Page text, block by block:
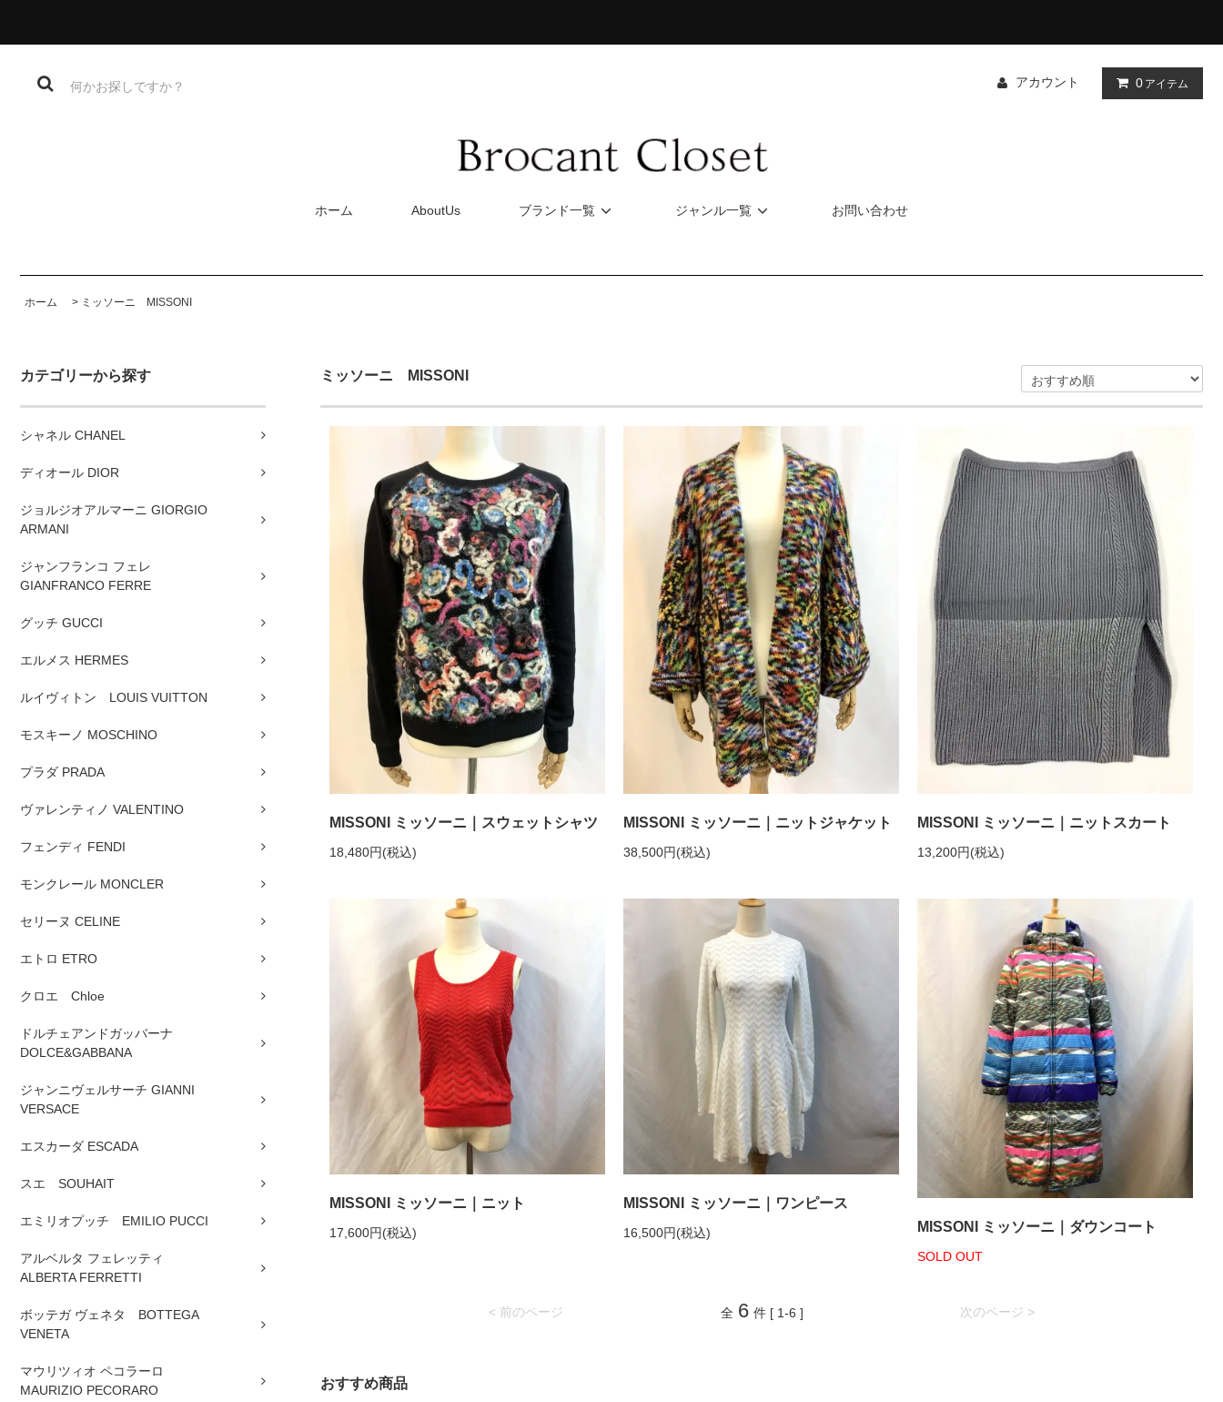
アカウント 0 アイテム
ホーム AboutUs ブランド一覧 ジャンル一覧 お問い合わせ
ホーム > ミッソーニ MISSONI
カテゴリーから探す
シャネル CHANEL
ディオール DIOR
ジョルジオアルマーニ GIORGIO
ARMANI
ジャンフランコ フェレ
GIANFRANCO FERRE
グッチ GUCCI
エルメス HERMES
ルイヴィトン LOUIS VUITTON
モスキーノ MOSCHINO
プラダ PRADA
ヴァレンティノ VALENTINO
フェンディ FENDI
モンクレール MONCLER
セリーヌ CELINE
エトロ ETRO
クロエ Chloe
ドルチェアンドガッバーナ
DOLCE&GABBANA
ジャンニヴェルサーチ GIANNI
VERSACE
エスカーダ ESCADA
スエ SOUHAIT
エミリオプッチ EMILIO PUCCI
アルベルタ フェレッティ
ALBERTA FERRETTI
ボッテガ ヴェネタ BOTTEGA
VENETA
マウリツィオ ペコラーロ
MAURIZIO PECORARO
ミッソーニ MISSONI
MISSONI ミッソーニ｜スウェットシャツ
18,480円(税込)
MISSONI ミッソーニ｜ニットジャケット
38,500円(税込)
MISSONI ミッソーニ｜ニットスカート
13,200円(税込)
MISSONI ミッソーニ｜ニット
17,600円(税込)
MISSONI ミッソーニ｜ワンピース
16,500円(税込) MISSONI ミッソーニ｜ダウンコート
SOLD OUT
< 前のページ 次のページ >
全 6 件 [ 1-6 ]
おすすめ商品